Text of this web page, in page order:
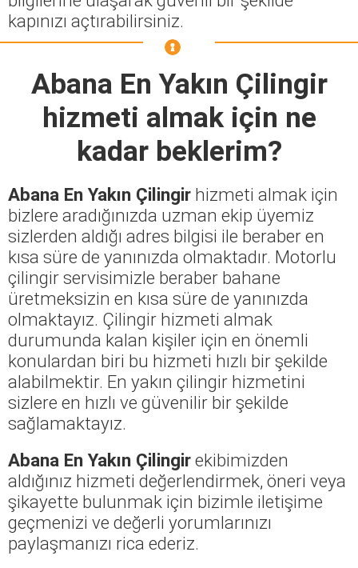
kapınızı açtırabilirsiniz.
Abana En Yakın Çilingir
hizmeti almak için ne
kadar beklerim?
Abana En Yakın Çilingir hizmeti almak için
bizlere aradığınızda uzman ekip üyemiz
sizlerden aldığı adres bilgisi ile beraber en
kısa süre de yanınızda olmaktadır. Motorlu
çilingir servisimizle beraber bahane
üretmeksizin en kısa süre de yanınızda
olmaktayız. Çilingir hizmeti almak
durumunda kalan kişiler için en önemli
konulardan biri bu hizmeti hızlı bir şekilde
alabilmektir. En yakın çilingir hizmetini
sizlere en hızlı ve güvenilir bir şekilde
sağlamaktayız.
Abana En Yakın Çilingirekibimizden
aldığınız hizmeti değerlendirmek, öneri veya
şikayette bulunmak için bizimle iletişime
geçmenizi ve değerli yorumlarınızı
paylaşmanızı rica ederiz.